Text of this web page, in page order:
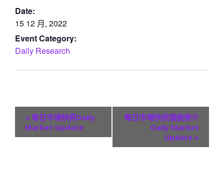
Date:
15 12 月, 2022
Event Category:
Daily Research
« 每日市場快訊Daily
Market Update
每日市場快訊個股推介
Daily Market
Update »